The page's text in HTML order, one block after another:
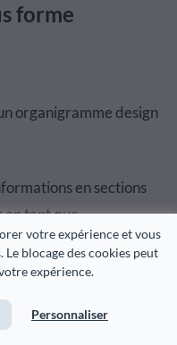
votre expérience et vous
blocage des cookies peut
expérience.
Personnaliser
forme
organigramme design
en sections
en tant que
concerne